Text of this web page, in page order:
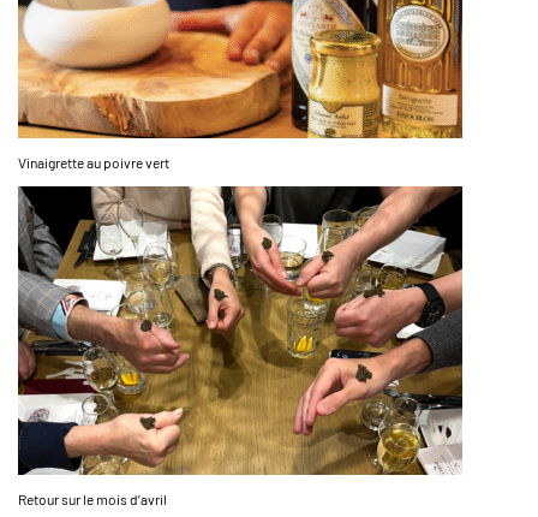
Vinaigrette au poivre vert
Retour sur le mois d’avril